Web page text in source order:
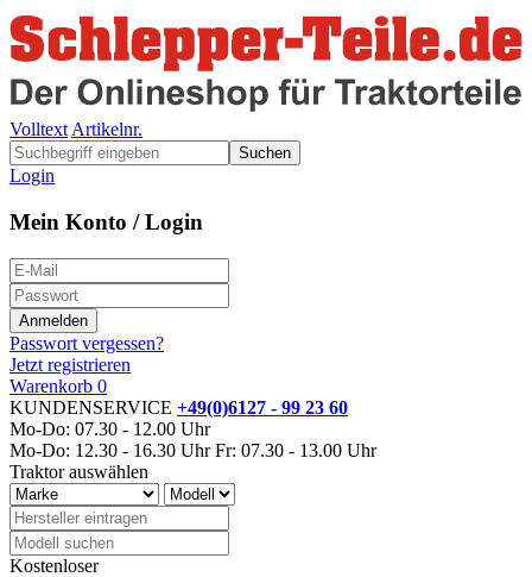
Volltext Artikelnr.
Suchen
Login
Mein Konto / Login
Passwort vergessen?
Jetzt registrieren
Warenkorb 0
KUNDENSERVICE +49(0)6127 - 99 23 60
Mo-Do: 07.30 - 12.00 Uhr
Mo-Do: 12.30 - 16.30 Uhr Fr: 07.30 - 13.00 Uhr
Traktor auswählen
Kostenloser